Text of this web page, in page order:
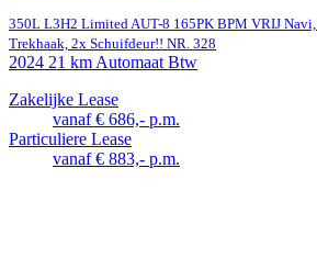
350L L3H2 Limited AUT-8 165PK BPM VRIJ Navi,
Trekhaak, 2x Schuifdeur!! NR. 328
2024 21 kmAutomaatBtw
Zakelijke Lease
vanaf € 686,- p.m.
Particuliere Lease
vanaf € 883,- p.m.